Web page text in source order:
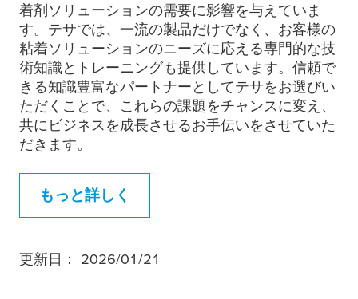
着剤ソリューションの需要に影響を与えていま
す。テサでは、一流の製品だけでなく、お客様の
粘着ソリューションのニーズに応える専門的な技
術知識とトレーニングも提供しています。信頼で
きる知識豊富なパートナーとしてテサをお選びい
ただくことで、これらの課題をチャンスに変え、
共にビジネスを成長させるお手伝いをさせていた
だきます。
もっと詳しく
更新日： 2026/01/21